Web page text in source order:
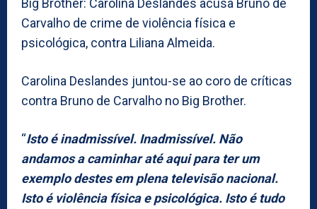
Big Brother: Carolina Deslandes acusa Bruno de
Carvalho de crime de violência física e
psicológica, contra Liliana Almeida.
Carolina Deslandes juntou-se ao coro de críticas
contra Bruno de Carvalho no Big Brother.
“Isto é inadmissível. Inadmissível. Não
andamos a caminhar até aqui para ter um
exemplo destes em plena televisão nacional.
Isto é violência física e psicológica. Isto é tudo